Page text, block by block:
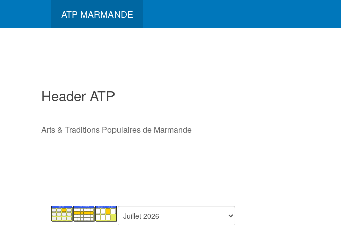
ATP MARMANDE
Header ATP
Arts & Traditions Populaires de Marmande